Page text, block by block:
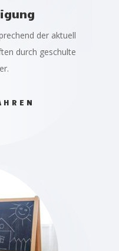
der aktuell
durch geschulte